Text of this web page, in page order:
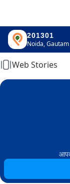
201301
Home
Web Stories